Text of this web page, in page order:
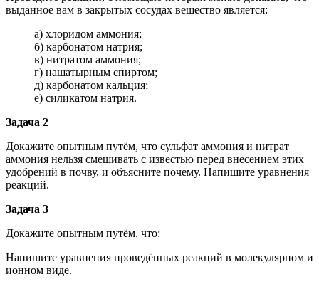
выданное вам в закрытых сосудах вещество является:
а) хлоридом аммония;
б) карбонатом натрия;
в) нитратом аммония;
г) нашатырным спиртом;
д) карбонатом кальция;
е) силикатом натрия.
Задача 2
Докажите опытным путём, что сульфат аммония и нитрат
аммония нельзя смешивать с известью перед внесением этих
удобрений в почву, и объясните почему. Напишите уравнения
реакций.
Задача 3
Докажите опытным путём, что:
Напишите уравнения проведённых реакций в молекулярном и
ионном виде.